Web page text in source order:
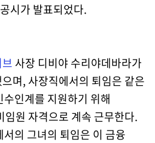
시가 발표되었다.
사장 디비야 수리야데바라가
며, 사장직에서의 퇴임은 같은
인계를 지원하기 위해
원 자격으로 계속 근무한다.
의 그녀의 퇴임은 이 금융